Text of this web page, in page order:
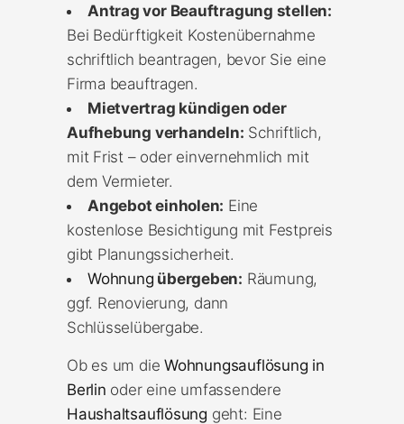
Antrag vor Beauftragung stellen:
Bei Bedürftigkeit Kostenübernahme
schriftlich beantragen, bevor Sie eine
Firma beauftragen.
Mietvertrag kündigen oder
Aufhebung verhandeln: Schriftlich,
mit Frist – oder einvernehmlich mit
dem Vermieter.
Angebot einholen: Eine
kostenlose Besichtigung mit Festpreis
gibt Planungssicherheit.
Wohnung übergeben: Räumung,
ggf. Renovierung, dann
Schlüsselübergabe.
Ob es um dieWohnungsauflösung in
Berlin oder eine umfassendere
Haushaltsauflösung geht: Eine